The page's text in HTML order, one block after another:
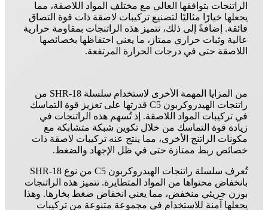
الراتنجات بتوافقها العالي مع مختلف المواد اللاصقة، مما
يجعلها خيارًا مثاليًا لتصنيع تركيبات لاصقة ذات قوة التصاق
فائقة. إضافةً إلى ذلك، تتميز هذه الراتنجات بمقاومة حرارية
عالية وثبات حراري ممتاز، ما يعني احتفاظها بخصائصها
اللاصقة حتى في درجات الحرارة المرتفعة.
من المزايا المهمة الأخرى لاستخدام سلسلة SHR-18 من
راتنجات الهيدروكربون C5 قدرتها على تعزيز قوة التماسك
في تركيبات المواد اللاصقة. إذ تُسهم هذه الراتنجات في
زيادة قوة التماسك من خلال تكوين شبكة متشابكة مع
مكونات الراتنج الأخرى، مما ينتج عنه تركيبات لاصقة ذات
خصائص ربط ممتازة حتى في ظل الإجهاد والضغط.
تُعرف سلسلة راتنجات الهيدروكربون C5 من نوع SHR-18
بانخفاض محتواها من المواد المتطايرة. تتميز هذه الراتنجات
بوزن جزيئي منخفض، مما يعني انخفاض ضغط بخارها. وهذا
يجعلها آمنة للاستخدام في مجموعة متنوعة من تركيبات